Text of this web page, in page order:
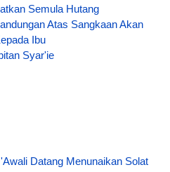
Semula Hutang
Atas Sangkaan Akan
Ibu
Syar'ie
Datang Menunaikan Solat